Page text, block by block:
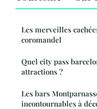
Les merveilles
coromandel
Quel city pass
attractions ?
Les bars
incontournables à